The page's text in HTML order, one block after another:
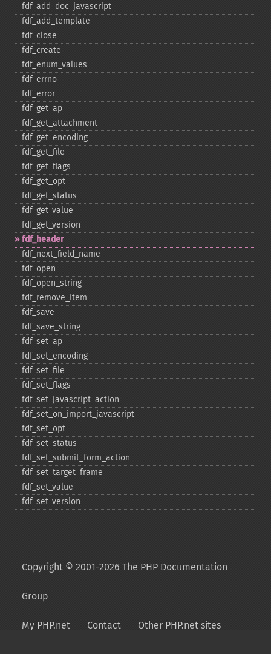
fdf_​add_​doc_​javascript
fdf_​add_​template
fdf_​close
fdf_​create
fdf_​enum_​values
fdf_​errno
fdf_​error
fdf_​get_​ap
fdf_​get_​attachment
fdf_​get_​encoding
fdf_​get_​file
fdf_​get_​flags
fdf_​get_​opt
fdf_​get_​status
fdf_​get_​value
fdf_​get_​version
fdf_​header
fdf_​next_​field_​name
fdf_​open
fdf_​open_​string
fdf_​remove_​item
fdf_​save
fdf_​save_​string
fdf_​set_​ap
fdf_​set_​encoding
fdf_​set_​file
fdf_​set_​flags
fdf_​set_​javascript_​action
fdf_​set_​on_​import_​javascript
fdf_​set_​opt
fdf_​set_​status
fdf_​set_​submit_​form_​action
fdf_​set_​target_​frame
fdf_​set_​value
fdf_​set_​version
Copyright © 2001-2026 The PHP Documentation
Group
My PHP.net Contact Other PHP.net sites